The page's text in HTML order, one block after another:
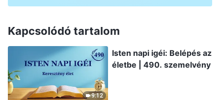
Kapcsolódó tartalom
9:12
Isten napi igéi: Belépés az
életbe | 490. szemelvény